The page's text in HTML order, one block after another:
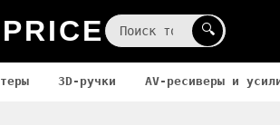
🔍
3D-ручки AV-ресиверы и